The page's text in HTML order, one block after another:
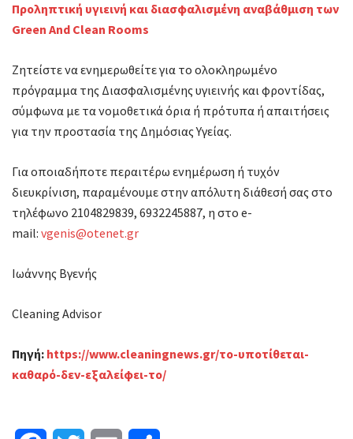
Προληπτική υγιεινή και διασφαλισμένη αναβάθμιση των
Green And Clean Rooms
Ζητείστε να ενημερωθείτε για το ολοκληρωμένο
πρόγραμμα της Διασφαλισμένης υγιεινής και φροντίδας,
σύμφωνα με τα νομοθετικά όρια ή πρότυπα ή απαιτήσεις
για την προστασία της Δημόσιας Υγείας.
Για οποιαδήποτε περαιτέρω ενημέρωση ή τυχόν
διευκρίνιση, παραμένουμε στην απόλυτη διάθεσή σας στο
τηλέφωνο 2104829839, 6932245887, η στο e-
mail: vgenis@otenet.gr
Ιωάννης Βγενής
Cleaning Advisor
Πηγή: https://www.cleaningnews.gr/το-υποτίθεται-
καθαρό-δεν-εξαλείφει-το/